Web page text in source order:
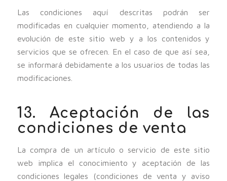
Las condiciones aquí descritas podrán ser
modificadas en cualquier momento, atendiendo a la
evolución de este sitio web y a los contenidos y
servicios que se ofrecen. En el caso de que así sea,
se informará debidamente a los usuarios de todas las
modificaciones.
13. Aceptación de las
condiciones de venta
La compra de un artículo o servicio de este sitio
web implica el conocimiento y aceptación de las
condiciones legales (condiciones de venta y aviso